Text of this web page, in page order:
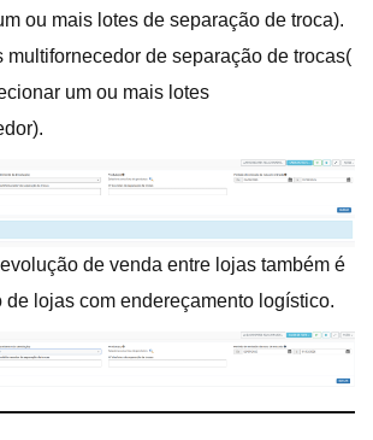
ou mais lotes de separação de troca).
multifornecedor de separação de trocas(
um ou mais lotes
de venda entre lojas também é
de lojas com endereçamento logístico.